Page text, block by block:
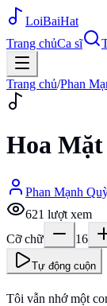
LoiBaiHat
Trang chủCa sĩ
Trang chủ/Phan
Hoa
Phan Mạnh
621 lượt xem
Cỡ chữ
16
Tự động cuộn
Tôi vẫn nhớ một